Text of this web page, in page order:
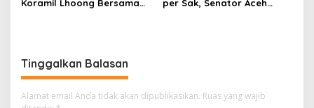
Koramil Lhoong Bersama
per Sak, Senator Aceh
Tinggalkan Balasan
Alamat email Anda tidak akan dipublikasikan. Ruas yang wajib